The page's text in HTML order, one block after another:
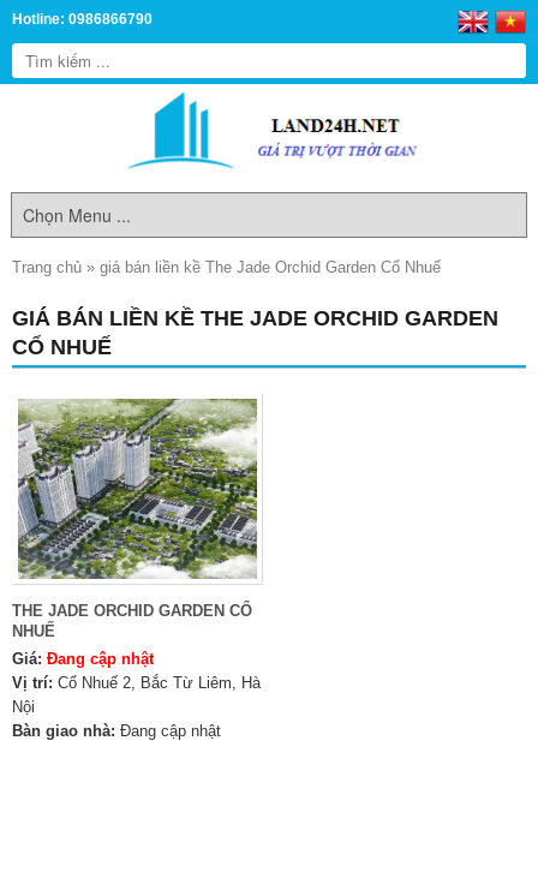
Hotline: 0986866790
Trang chủ » giá bán liền kề The Jade Orchid Garden Cổ Nhuế
GIÁ BÁN LIỀN KỀ THE JADE ORCHID GARDEN
CỔ NHUẾ
THE JADE ORCHID GARDEN CỔ
NHUẾ
Giá: Đang cập nhật
Vị trí: Cổ Nhuế 2, Bắc Từ Liêm, Hà
Nội
Bàn giao nhà: Đang cập nhật